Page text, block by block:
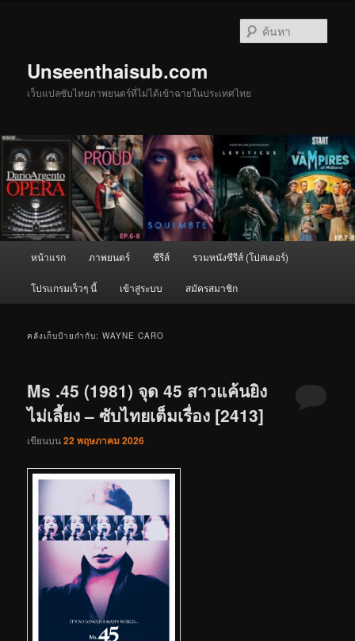
Unseenthaisub.com
เว็บแปลซับไทยภาพยนตร์ที่ไม่ได้เข้าฉายในประเทศไทย
หน้าแรก ภาพยนตร์ ซีรีส์ รวมหนังซีรีส์ (โปสเตอร์)
โปรแกรมเร็วๆ นี้ เข้าสู่ระบบ สมัครสมาชิก
คลังเก็บป้ายกำกับ:WAYNE CARO
Ms .45 (1981) จุด 45 สาวแค้นยิง
ไม่เลี้ยง – ซับไทยเต็มเรื่อง [2413]
เขียนบน22 พฤษภาคม 2026